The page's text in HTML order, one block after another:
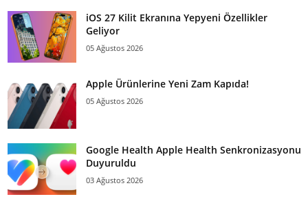
iOS 27 Kilit Ekranına Yepyeni Özellikler
Geliyor
05 Ağustos 2026
Apple Ürünlerine Yeni Zam Kapıda!
05 Ağustos 2026
Google Health Apple Health Senkronizasyonu
Duyuruldu
03 Ağustos 2026